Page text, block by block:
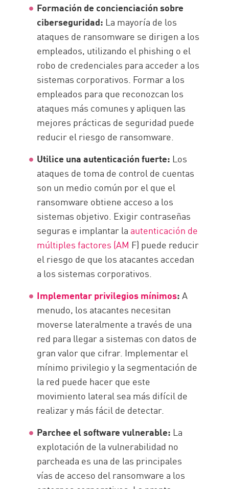
Formación de concienciación sobre
ciberseguridad: La mayoría de los
ataques de ransomware se dirigen a los
empleados, utilizando el phishing o el
robo de credenciales para acceder a los
sistemas corporativos. Formar a los
empleados para que reconozcan los
ataques más comunes y apliquen las
mejores prácticas de seguridad puede
reducir el riesgo de ransomware.
Utilice una autenticación fuerte: Los
ataques de toma de control de cuentas
son un medio común por el que el
ransomware obtiene acceso a los
sistemas objetivo. Exigir contraseñas
seguras e implantar la autenticación de
múltiples factores (AM F) puede reducir
el riesgo de que los atacantes accedan
a los sistemas corporativos.
Implementar privilegios mínimos:A
menudo, los atacantes necesitan
moverse lateralmente a través de una
red para llegar a sistemas con datos de
gran valor que cifrar. Implementar el
mínimo privilegio y la segmentación de
la red puede hacer que este
movimiento lateral sea más difícil de
realizar y más fácil de detectar.
Parchee el software vulnerable: La
explotación de la vulnerabilidad no
parcheada es una de las principales
vías de acceso del ransomware a los